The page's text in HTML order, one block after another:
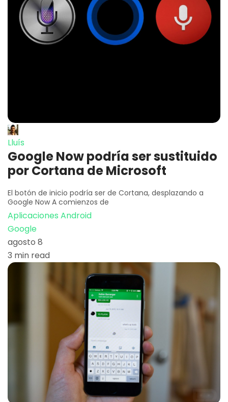
Lluís
Google Now podría ser sustituido
por Cortana de Microsoft
El botón de inicio podría ser de Cortana, desplazando a
Google Now A comienzos de
Aplicaciones Android
Google
agosto 8
3 min read